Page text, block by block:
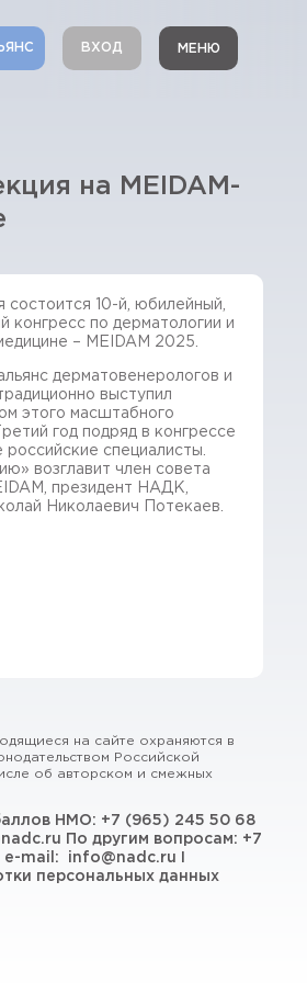
на MEIDAM-
состоится 10-й, юбилейный,
конгресс по дерматологии и
– MEIDAM 2025.
дерматовенерологов и
выступил
этого масштабного
год подряд в конгрессе
российские специалисты.
возглавит член совета
президент НАДК,
Николаевич Потекаев.
на сайте охраняются в
Российской
об авторском и смежных
НМО: +7 (965) 245 50 68
По другим вопросам: +7
e-mail: info@nadc.ru
персональных данных
ВХОД МЕНЮ